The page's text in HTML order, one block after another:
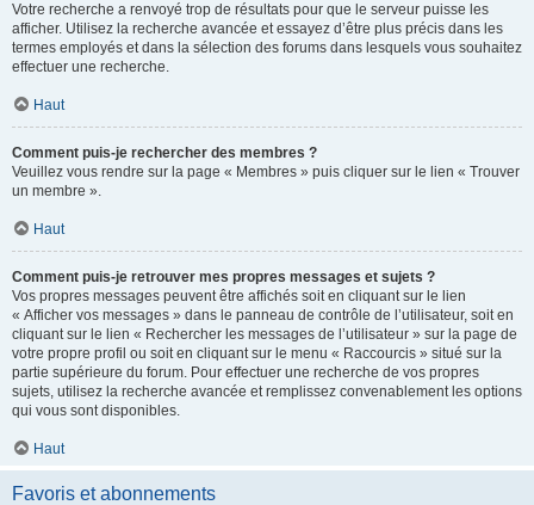
Votre recherche a renvoyé trop de résultats pour que le serveur puisse les
afficher. Utilisez la recherche avancée et essayez d’être plus précis dans les
termes employés et dans la sélection des forums dans lesquels vous souhaitez
effectuer une recherche.
Haut
Comment puis-je rechercher des membres ?
Veuillez vous rendre sur la page « Membres » puis cliquer sur le lien « Trouver
un membre ».
Haut
Comment puis-je retrouver mes propres messages et sujets ?
Vos propres messages peuvent être affichés soit en cliquant sur le lien
« Afficher vos messages » dans le panneau de contrôle de l’utilisateur, soit en
cliquant sur le lien « Rechercher les messages de l’utilisateur » sur la page de
votre propre profil ou soit en cliquant sur le menu « Raccourcis » situé sur la
partie supérieure du forum. Pour effectuer une recherche de vos propres
sujets, utilisez la recherche avancée et remplissez convenablement les options
qui vous sont disponibles.
Haut
Favoris et abonnements